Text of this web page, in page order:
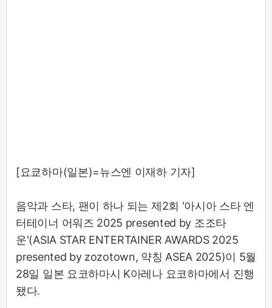
[요쿄하마(일본)=뉴스엔 이재하 기자]
음악과 스타, 팬이 하나 되는 제2회 '아시아 스타 엔
터테이너 어워즈 2025 presented by 조조타
운'(ASIA STAR ENTERTAINER AWARDS 2025
presented by zozotown, 약칭 ASEA 2025)이 5월
28일 일본 요코하마시 K아레나 요코하마에서 진행
됐다.